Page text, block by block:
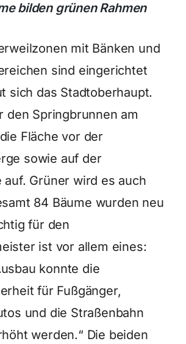
bilden grünen Rahmen
mit Bänken und
sind eingerichtet
sich das Stadtoberhaupt.
den Springbrunnen am
Fläche vor der
sowie auf der
auf. Grüner wird es auch
84 Bäume wurden neu
für den
ist vor allem eines:
konnte die
für Fußgänger,
und die Straßenbahn
werden.“ Die beiden